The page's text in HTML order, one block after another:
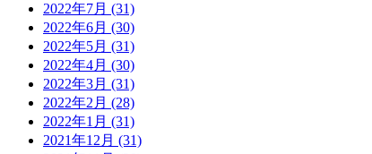
2022年7月 (31)
2022年6月 (30)
2022年5月 (31)
2022年4月 (30)
2022年3月 (31)
2022年2月 (28)
2022年1月 (31)
2021年12月 (31)